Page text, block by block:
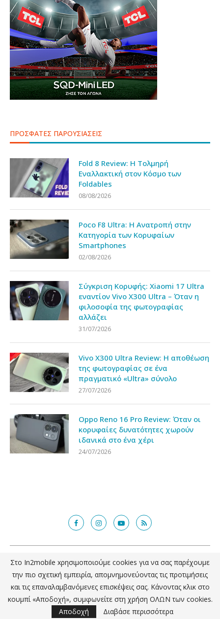
ΠΡΟΣΦΑΤΕΣ ΠΑΡΟΥΣΙΑΣΕΙΣ
Fold 8 Review: Η Τολμηρή
Εναλλακτική στον Κόσμο των
Foldables
08/08/2026
Poco F8 Ultra: Η Ανατροπή στην
Κατηγορία των Κορυφαίων
Smartphones
02/08/2026
Σύγκριση Κορυφής: Xiaomi 17 Ultra
εναντίον Vivo X300 Ultra – Όταν η
φιλοσοφία της φωτογραφίας
αλλάζει
31/07/2026
Vivo X300 Ultra Review: Η αποθέωση
της φωτογραφίας σε ένα
πραγματικό «Ultra» σύνολο
27/07/2026
Oppo Reno 16 Pro Review: Όταν οι
κορυφαίες δυνατότητες χωρούν
ιδανικά στο ένα χέρι
24/07/2026
@2018 - in2mobile.gr. All Right Reserved. Designed and developed by
mcde.gr
ΕΠΙΣΤΡΟΦΗ ΣΤΗΝ ΚΟΡΥΦΗ
Στο In2mobile xρησιμοποιούμε cookies για να σας παρέχουμε
την πιο σχετική εμπειρία, απομνημονεύοντας τις προτιμήσεις
και τις επαναλαμβανόμενες επισκέψεις σας. Κάνοντας κλικ στο
κουμπί «Αποδοχή», συμφωνείτε στη χρήση ΟΛΩΝ των cookies.
Αποδοχή
Διαβάσε περισσότερα